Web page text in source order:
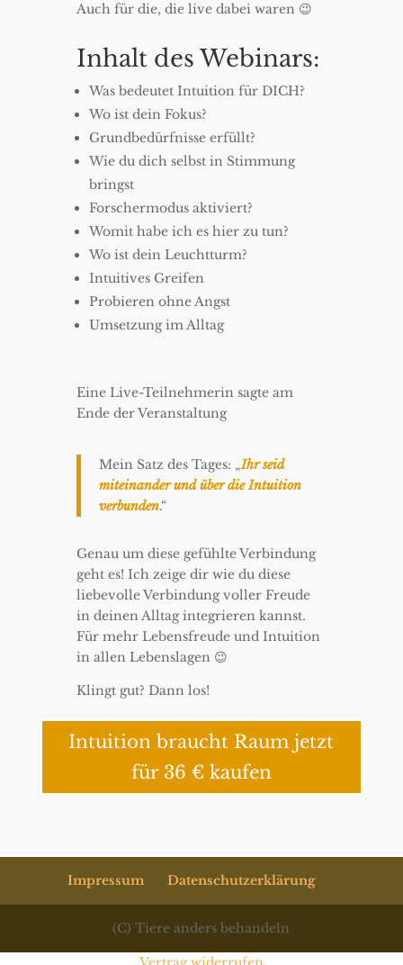
Auch für die, die live dabei waren 😉
Inhalt des Webinars:
Was bedeutet Intuition für DICH?
Wo ist dein Fokus?
Grundbedürfnisse erfüllt?
Wie du dich selbst in Stimmung
bringst
Forschermodus aktiviert?
Womit habe ich es hier zu tun?
Wo ist dein Leuchtturm?
Intuitives Greifen
Probieren ohne Angst
Umsetzung im Alltag
Eine Live-Teilnehmerin sagte am
Ende der Veranstaltung
Mein Satz des Tages: „Ihr seid
miteinander und über die Intuition
verbunden.“
Genau um diese gefühlte Verbindung
geht es! Ich zeige dir wie du diese
liebevolle Verbindung voller Freude
in deinen Alltag integrieren kannst.
Für mehr Lebensfreude und Intuition
in allen Lebenslagen 😉
Klingt gut? Dann los!
Intuition braucht Raum jetzt
für 36 € kaufen
Impressum Datenschutzerklärung
(C) Tiere anders behandeln